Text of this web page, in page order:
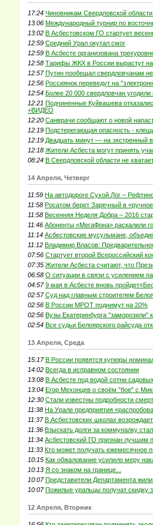
17:24 Чиновникам Свердловской
13:06 Международный турнир по
13:02 В Асбестовском ГО стартует
12:59 Средний Урал окутал смог
12:59 В Асбесте организована
12:58 Тарифы ЖКХ в России вырастут
12:57 Путин пообещал свердловчанам
12:56 Россиянок переведут на
12:54 Более 20 000 свердловчан
12:21 Подчиненные Куйвашева
+ВИДЕО
12:20 Санврачи сообщают о новой
12:19 Подстерегающая опасность -
12:19 Двадцать минут — на экстренный
12:18 Жители Асбеста могут принять
08:24 В Свердловской области не
14 Апреля, Четверг
11:59 На автодороге Сухой Лог –
11:58 Росатом берет Заречный в
11:58 Весенняя Неделя Добра – 2016
11:46 Абоненты «МегаФона» раскалили
11:14 Асбестовские мусульмане,
11:12 Владимир Власов:
07:56 Стартует второй Всероссийский
07:35 Жители Асбеста считают, что
06:58 О ситуации в связи с усилением
04:57 9 мая в Асбесте вновь
02:57 Суд над главным строителем
02:56 В России МРОТ поднимут на 20%
02:56 Вузы Екатеринбурга "заморозили"
02:54 Все судьи Белоярского райсуда
13 Апреля, Среда
15:17 В России появятся купюры
14:02 Всегда в исправном состоянии
13:08 В Асбесте под водой сотни
13:04 Егор Мехонцев о своём "бое" с
12:30 Стали известны подробности
11:38 На Урале предприятия
11:37 В Асбестовских школах
11:36 Взыскать долги за коммуналку
11:34 Асбестовский ГО признан лучшим
11:33 Кто может получать ежемесячное
10:15 Как обжалование усилило меру
10:13 Я со знаком на границе...
10:07 Представители Департамента
10:07 Пожилые уральцы получат скидку
12 Апреля, Вторник